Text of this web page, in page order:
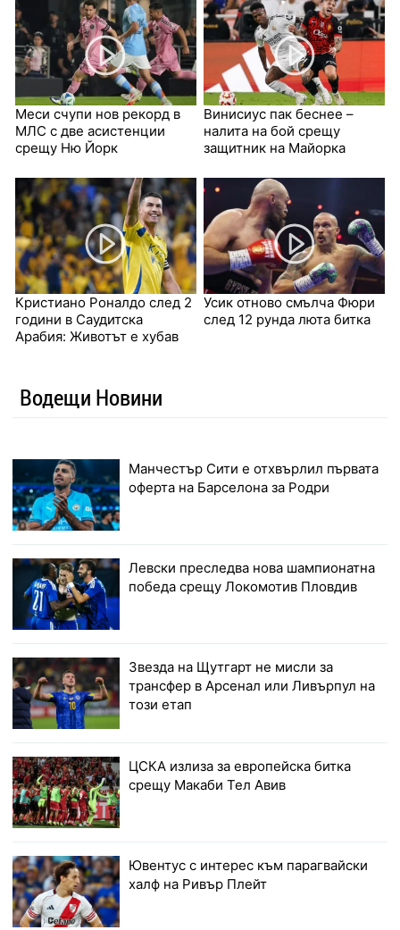
Меси счупи нов рекорд в
МЛС с две асистенции
срещу Ню Йорк
Винисиус пак беснее –
налита на бой срещу
защитник на Майорка
Кристиано Роналдо след 2
години в Саудитска
Арабия: Животът е хубав
Усик отново смълча Фюри
след 12 рунда люта битка
Водещи Новини
Манчестър Сити е отхвърлил първата
оферта на Барселона за Родри
Левски преследва нова шампионатна
победа срещу Локомотив Пловдив
Звезда на Щутгарт не мисли за
трансфер в Арсенал или Ливърпул на
този етап
ЦСКА излиза за европейска битка
срещу Макаби Тел Авив
Ювентус с интерес към парагвайски
халф на Ривър Плейт